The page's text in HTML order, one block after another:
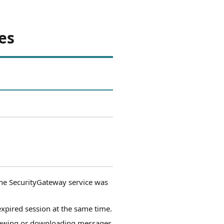
SecurityGateway service was
session at the same time.